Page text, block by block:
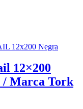
12×200
/ Marca Tork